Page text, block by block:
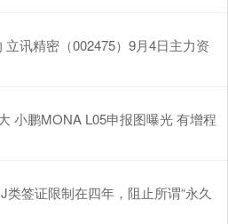
讯精密（002475）9月4日主力资
小鹏MONA L05申报图曝光 有增程
签证限制在四年，阻止所谓“永久